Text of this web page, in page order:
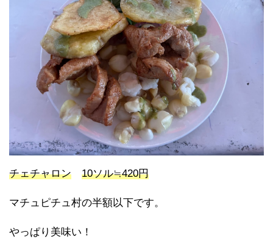
チェチャロン 10ソル≒420円
マチュピチュ村の半額以下です。
やっぱり美味い！